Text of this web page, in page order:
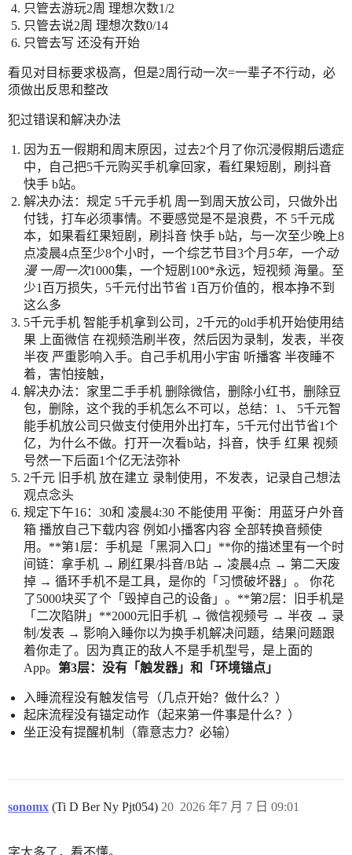
只管去游玩2周 理想次数1/2
只管去说2周 理想次数0/14
只管去写 还没有开始
看见对目标要求极高，但是2周行动一次=一辈子不行动，必
须做出反思和整改
犯过错误和解决办法
因为五一假期和周末原因，过去2个月了你沉浸假期后遗症
中，自己把5千元购买手机拿回家，看红果短剧，刷抖音
快手 b站。
解决办法：规定 5千元手机 周一到周天放公司，只做外出
付钱，打车必须事情。不要感觉是不是浪费，不 5千元成
本，如果看红果短剧，刷抖音 快手 b站，与一次至少晚上8
点凌晨4点至少8个小时，一个综艺节目3个月 5年，一个动
漫 一周一次1000集，一个短剧100*永远，短视频 海量。至
少1百万损失，5千元付出节省 1百万价值的，根本挣不到
这么多
5千元手机 智能手机拿到公司，2千元的old手机开始使用结
果 上面微信 在视频浩刷半夜，然后因为录制，发表，半夜
半夜 严重影响入手。自己手机用小宇宙 听播客 半夜睡不
着，害怕接触，
解决办法：家里二手手机 删除微信，删除小红书，删除豆
包，删除，这个我的手机怎么不可以，总结：1、 5千元智
能手机放公司只做支付使用外出打车，5千元付出节省1个
亿，为什么不做。打开一次看b站，抖音，快手 红果 视频
号然一下后面1个亿无法弥补
2千元 旧手机 放在建立 录制使用，不发表，记录自己想法
观点念头
规定下午16：30和 凌晨4:30 不能使用 平衡：用蓝牙户外音
箱 播放自己下载内容 例如小播客内容 全部转换音频使
用。**第1层：手机是「黑洞入口」**你的描述里有一个时
间链：拿手机 → 刷红果/抖音/B站 → 凌晨4点 → 第二天废
掉 → 循环手机不是工具，是你的「习惯破坏器」。 你花
了5000块买了个「毁掉自己的设备」。**第2层：旧手机是
「二次陷阱」**2000元旧手机 → 微信视频号 → 半夜 → 录
制/发表 → 影响入睡你以为换手机解决问题，结果问题跟
着你走了。因为真正的敌人不是手机型号，是上面的
App。 第3层：没有「触发器」和「环境锚点」
入睡流程没有触发信号（几点开始？做什么？）
起床流程没有锚定动作（起来第一件事是什么？）
坐正没有提醒机制（靠意志力？必输）
sonomx (Ti D Ber Ny Pjt054) 2026 年7 月 7 日 09:01
20